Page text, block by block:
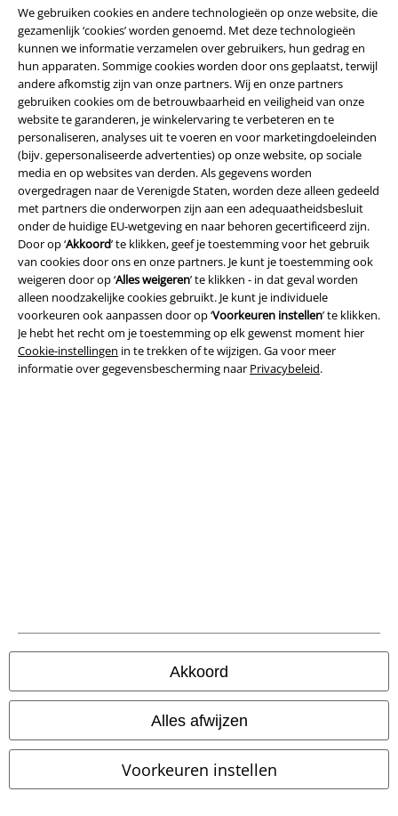
We gebruiken cookies en andere technologieën op onze website, die
gezamenlijk ‘cookies’ worden genoemd. Met deze technologieën
kunnen we informatie verzamelen over gebruikers, hun gedrag en
hun apparaten. Sommige cookies worden door ons geplaatst, terwijl
andere afkomstig zijn van onze partners. Wij en onze partners
gebruiken cookies om de betrouwbaarheid en veiligheid van onze
website te garanderen, je winkelervaring te verbeteren en te
personaliseren, analyses uit te voeren en voor marketingdoeleinden
(bijv. gepersonaliseerde advertenties) op onze website, op sociale
media en op websites van derden. Als gegevens worden
overgedragen naar de Verenigde Staten, worden deze alleen gedeeld
met partners die onderworpen zijn aan een adequaatheidsbesluit
onder de huidige EU-wetgeving en naar behoren gecertificeerd zijn.
Door op ‘Akkoord’ te klikken, geef je toestemming voor het gebruik
van cookies door ons en onze partners. Je kunt je toestemming ook
weigeren door op ‘Alles weigeren’ te klikken - in dat geval worden
alleen noodzakelijke cookies gebruikt. Je kunt je individuele
voorkeuren ook aanpassen door op ‘Voorkeuren instellen’ te klikken.
Je hebt het recht om je toestemming op elk gewenst moment hier
Cookie-instellingen in te trekken of te wijzigen. Ga voor meer
informatie over gegevensbescherming naar Privacybeleid.
Akkoord
Alles afwijzen
Voorkeuren instellen
Adviesprijs€ 59,99
€ 30,39
Free Spirit Shorts
Rock Rebel by
EMP
Shorts
Adviesprijsvanaf€ 69,99
vanaf€ 55,24
Johnny
Black Premium by EMP
Jeans
+7